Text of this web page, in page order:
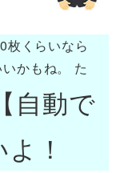
枚くらいなら
かもね。 た
【自動で
！